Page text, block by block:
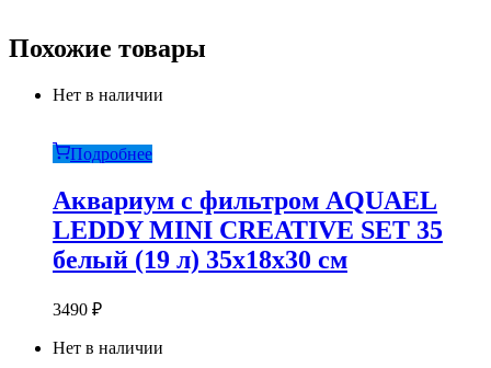
Похожие товары
Нет в наличии
Подробнее
Aквариум с фильтром AQUAEL
LEDDY MINI CREATIVE SET 35
белый (19 л) 35х18х30 см
3490 ₽
Нет в наличии